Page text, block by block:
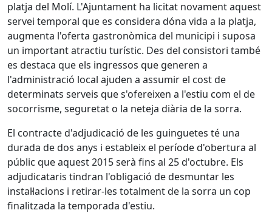
platja del Molí. L'Ajuntament ha licitat novament aquest
servei temporal que es considera dóna vida a la platja,
augmenta l'oferta gastronòmica del municipi i suposa
un important atractiu turístic. Des del consistori també
es destaca que els ingressos que generen a
l'administració local ajuden a assumir el cost de
determinats serveis que s'ofereixen a l'estiu com el de
socorrisme, seguretat o la neteja diària de la sorra.
El contracte d'adjudicació de les guinguetes té una
durada de dos anys i estableix el període d'obertura al
públic que aquest 2015 serà fins al 25 d'octubre. Els
adjudicataris tindran l'obligació de desmuntar les
instal·lacions i retirar-les totalment de la sorra un cop
finalitzada la temporada d'estiu.